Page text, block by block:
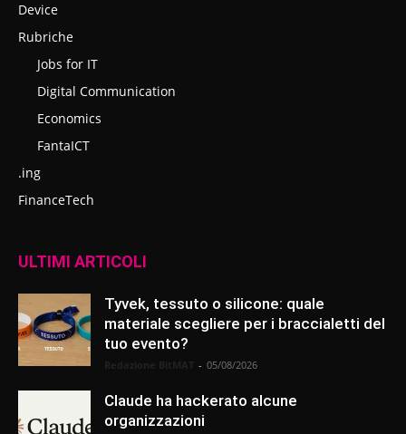
Device
Rubriche
Jobs for IT
Digital Communication
Economics
FantaICT
.ing
FinanceTech
ULTIMI ARTICOLI
Tyvek, tessuto o silicone: quale
materiale scegliere per i braccialetti del
tuo evento?
- 05/08/2026
Claude ha hackerato alcune
organizzazioni